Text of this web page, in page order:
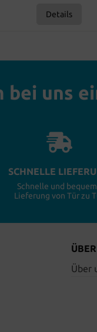
Details
bei uns
SCHNELLE
Schnelle und
Lieferung von Tür zu
Über